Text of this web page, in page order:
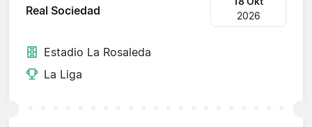
Real Sociedad
2026
Estadio La Rosaleda
La Liga